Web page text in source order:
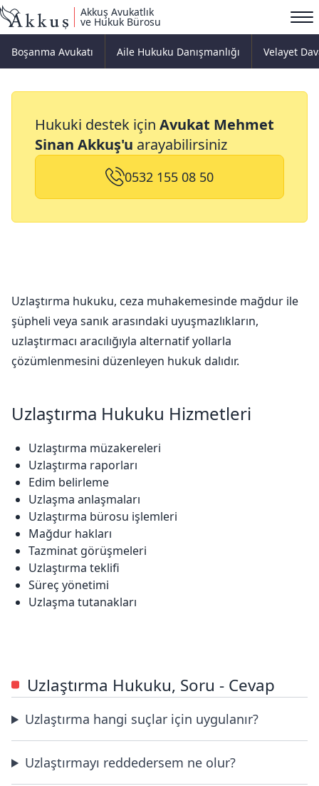
Akkuş Avukatlık
ve Hukuk Bürosu
Boşanma Avukatı Aile Hukuku Danışmanlığı Velayet
Hukuki destek için Avukat Mehmet
Sinan Akkuş'u arayabilirsiniz
0532 155 08 50
Uzlaştırma hukuku, ceza muhakemesinde mağdur ile
şüpheli veya sanık arasındaki uyuşmazlıkların,
uzlaştırmacı aracılığıyla alternatif yollarla
çözümlenmesini düzenleyen hukuk dalıdır.
Uzlaştırma Hukuku Hizmetleri
Uzlaştırma müzakereleri
Uzlaştırma raporları
Edim belirleme
Uzlaşma anlaşmaları
Uzlaştırma bürosu işlemleri
Mağdur hakları
Tazminat görüşmeleri
Uzlaştırma teklifi
Süreç yönetimi
Uzlaşma tutanakları
Uzlaştırma Hukuku, Soru - Cevap
Uzlaştırma hangi suçlar için uygulanır?
Uzlaştırmayı reddedersem ne olur?